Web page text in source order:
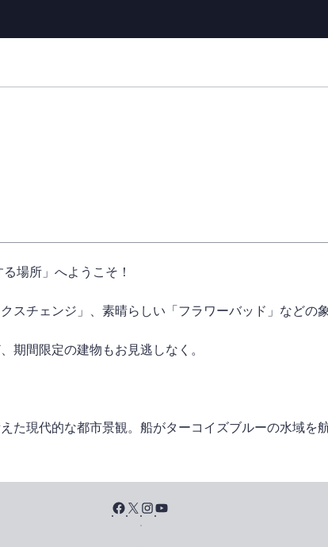
場所」へようこそ！
チェンジ」、素晴らしい「フラワーバッド」などの
期間限定の建物もお見逃しなく。